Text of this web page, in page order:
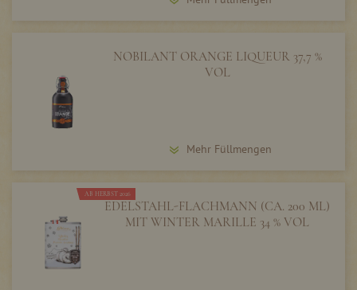
NOBILANT ORANGE LIQUEUR 37,7 %
VOL
Mehr Füllmengen
AB HERBST 2026
EDELSTAHL-FLACHMANN (CA. 200 ML)
MIT WINTER MARILLE 34 % VOL